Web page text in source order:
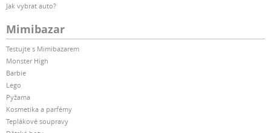
Jak vybrat auto?
Mimibazar
Testujte s Mimibazarem
Monster High
Barbie
Lego
Pyžama
Kosmetika a parfémy
Teplákové soupravy